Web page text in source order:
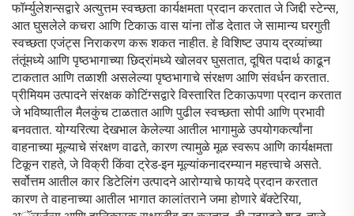
फॉर्म्युलेशन्सद्वारे अत्युत्तम स्वच्छता कार्यक्षमता प्रदान करतात जे जिद्दी स्टेन्स,
आत घुसलेले कचरा आणि टिकाऊ वास यांना तोंड देतात जे सामान्य घरगुती
स्वच्छता एजंट्स निराकरण करू शकत नाहीत. हे विशिष्ट उपाय द्रव्यांच्या
तंतूंमध्ये आणि पृष्ठभागाच्या छिद्रांमध्ये खोलवर घुसतात, दूषित पदार्थ काढून
टाकतात आणि तळाशी असलेल्या पृष्ठभागाचे संरक्षण आणि संवर्धन करतात.
प्रीमियम उत्पादने संरक्षक कोटिंग्सद्वारे विस्तारित टिकाऊपणा प्रदान करतात
जे भविष्यातील मैलकुंच टाळतात आणि पुढील स्वच्छता सोपी आणि प्रभावी
बनवतात. योग्यरित्या देखभाल केलेल्या आतील भागामुळे उपयोगकर्त्यांना
वाहनाच्या मूल्याचे संरक्षण वाढते, कारण त्यामुळे मूळ स्वरूप आणि कार्यक्षमता
टिकून राहते, जे विक्री किंवा ट्रेड-इन मूल्यांकनादरम्यान महत्त्वाचे असते.
सर्वोत्तम आतील कार डिटेलिंग उत्पादने आरोग्याचे फायदे प्रदान करतात
कारण ते वाहनाच्या आतील भागात कालांतराने जमा होणारे बॅक्टेरिया,